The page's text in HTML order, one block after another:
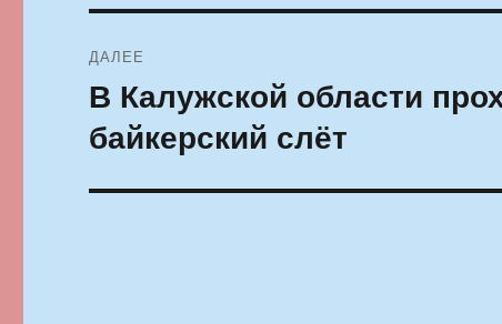
ДАЛЕЕ
Следующая
запись:
В Калужской области
байкерский слёт